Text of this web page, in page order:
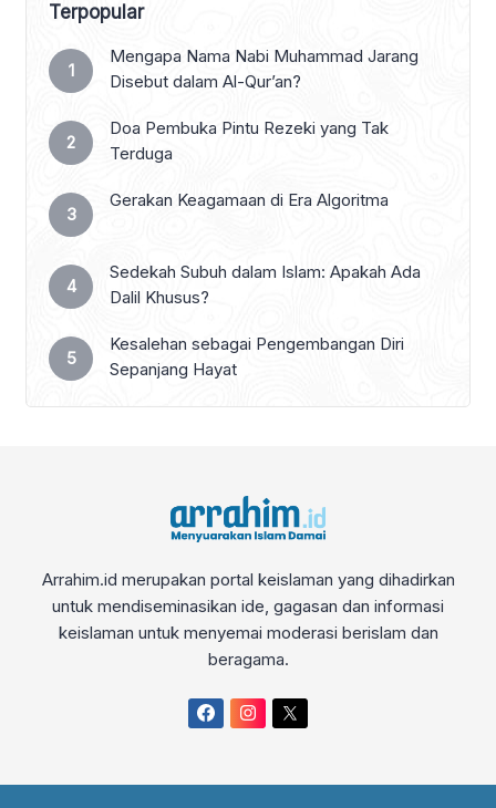
Terpopular
Mengapa Nama Nabi Muhammad Jarang
Disebut dalam Al-Qur’an?
Doa Pembuka Pintu Rezeki yang Tak
Terduga
Gerakan Keagamaan di Era Algoritma
Sedekah Subuh dalam Islam: Apakah Ada
Dalil Khusus?
Kesalehan sebagai Pengembangan Diri
Sepanjang Hayat
Arrahim.id merupakan portal keislaman yang dihadirkan
untuk mendiseminasikan ide, gagasan dan informasi
keislaman untuk menyemai moderasi berislam dan
beragama.